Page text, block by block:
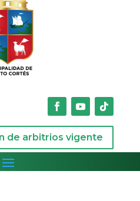
de arbitrios vigente